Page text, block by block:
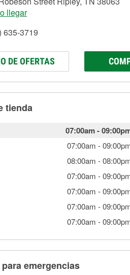
llegar
635-3719
DE OFERTAS
tienda
07:00am-
07:00am -
08:00am -
07:00am -
07:00am -
07:00am -
07:00am -
emergencias